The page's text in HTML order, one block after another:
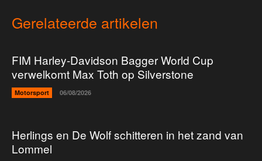
Gerelateerde artikelen
FIM Harley-Davidson Bagger World Cup
verwelkomt Max Toth op Silverstone
Motorsport 06/08/2026
Herlings en De Wolf schitteren in het zand van
Lommel